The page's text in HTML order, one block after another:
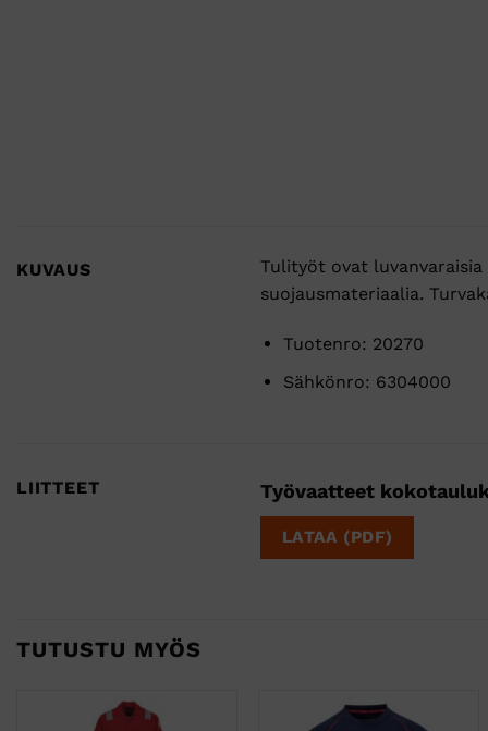
KUVAUS
Tulityöt ovat
suojausmateriaalia.
Tuotenro: 20270
Sähkönro: 6304000
LIITTEET Työvaatteet
LATAA (PDF)
TUTUSTU MYÖS